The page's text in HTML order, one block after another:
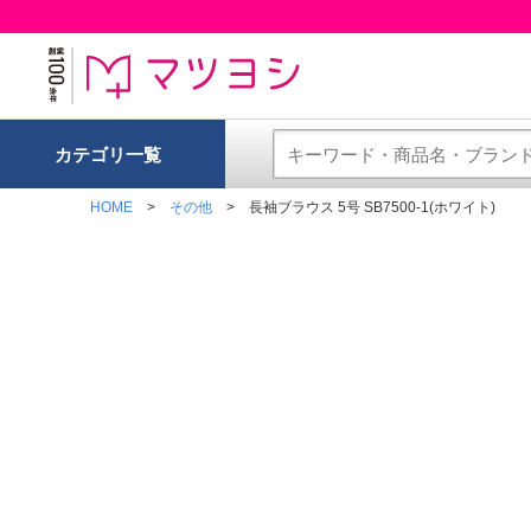
カテゴリ一覧
HOME その他 長袖ブラウス 5号 SB7500-1(ホワイト)